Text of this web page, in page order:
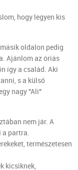
hogy legyen kis
oldalon pedig
Ajánlom az óriás
így a család. Aki
s a külső
nagy "Ali"
nem jár. A
partra.
természetesen
kicsiknek,